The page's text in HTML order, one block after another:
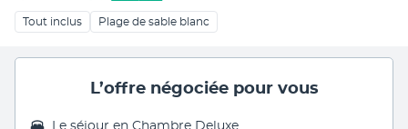
Tout inclus Plage de sable blanc
L’offre négociée pour vous